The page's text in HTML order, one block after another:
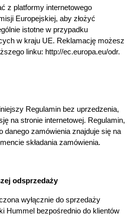
z platformy internetowego
Europejskiej, aby złożyć
istotne w przypadku
w kraju UE. Reklamację możesz
linku: http://ec.europa.eu/odr.
Regulamin bez uprzedzenia,
na stronie internetowej. Regulamin,
danego zamówienia znajduje się na
składania zamówienia.
odsprzedaży
wyłącznie do sprzedaży
Hummel bezpośrednio do klientów